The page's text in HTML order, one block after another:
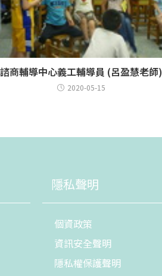
諮商輔導中心義工輔導員 (呂盈慧老師)
2020-05-15
隱私聲明
個資政策
資訊安全聲明
隱私權保護聲明